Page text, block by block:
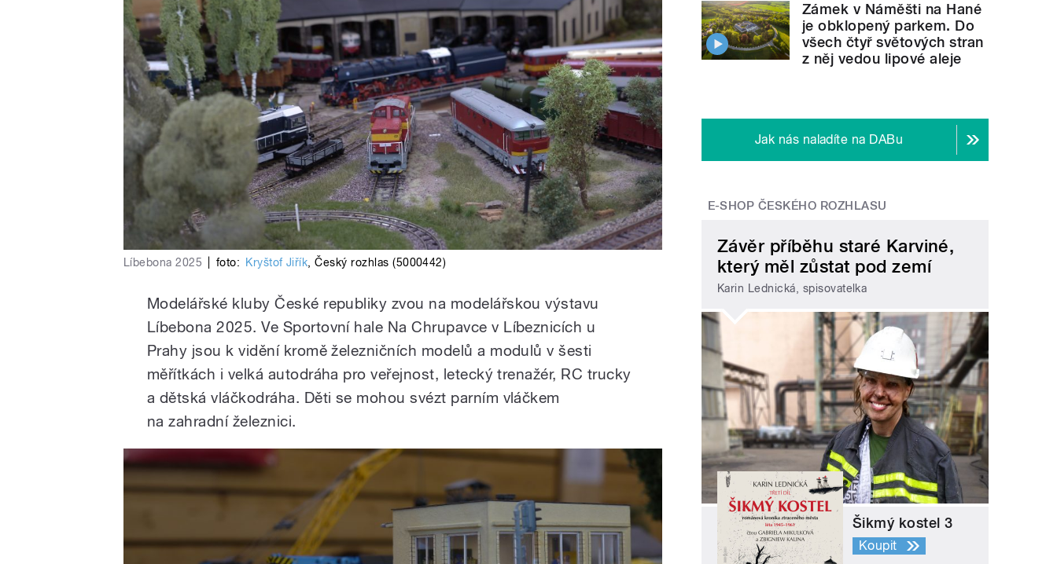
Líbebona 2025 foto: Kryštof Jiřík,Český rozhlas (5000442)
Modelářské kluby České republiky zvou na modelářskou výstavu
Líbebona 2025. Ve Sportovní hale Na Chrupavce v Líbeznicích u
Prahy jsou k vidění kromě železničních modelů a modulů v šesti
měřítkách i velká autodráha pro veřejnost, letecký trenažér, RC trucky
a dětská vláčkodráha. Děti se mohou svézt parním vláčkem
na zahradní železnici.
Zámek v Náměšti na Hané
je obklopený parkem. Do
všech čtyř světových stran
z něj vedou lipové aleje
Jak nás naladíte na DABu
E-SHOP ČESKÉHO ROZHLASU
Závěr příběhu staré Karviné,
který měl zůstat pod zemí
Karin Lednická, spisovatelka
Šikmý kostel 3
Koupit